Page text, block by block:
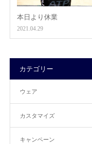
本日より休業
2021.04.29
カテゴリー
ウェア
カスタマイズ
キャンペーン